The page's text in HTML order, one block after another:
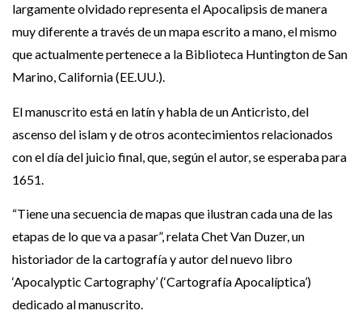
largamente olvidado representa el Apocalipsis de manera
muy diferente a través de un mapa escrito a mano, el mismo
que actualmente pertenece a la Biblioteca Huntington de San
Marino, California (EE.UU.).
El manuscrito está en latín y habla de un Anticristo, del
ascenso del islam y de otros acontecimientos relacionados
con el día del juicio final, que, según el autor, se esperaba para
1651.
“Tiene una secuencia de mapas que ilustran cada una de las
etapas de lo que va a pasar”, relata Chet Van Duzer, un
historiador de la cartografía y autor del nuevo libro
‘Apocalyptic Cartography’ (‘Cartografía Apocalíptica’)
dedicado al manuscrito.